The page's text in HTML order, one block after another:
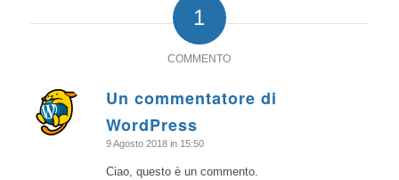
1
COMMENTO
Un commentatore di
WordPress
dice:
9 Agosto 2018 in 15:50
Ciao, questo è un commento.